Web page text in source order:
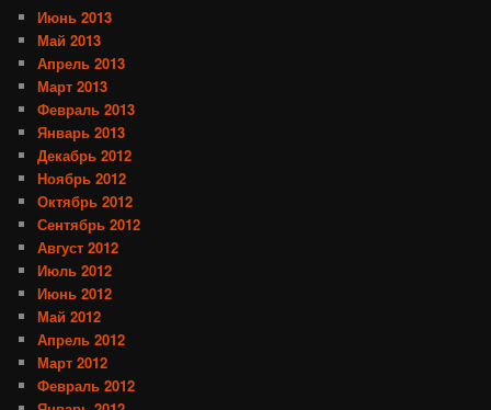
Июнь 2013
Май 2013
Апрель 2013
Март 2013
Февраль 2013
Январь 2013
Декабрь 2012
Ноябрь 2012
Октябрь 2012
Сентябрь 2012
Август 2012
Июль 2012
Июнь 2012
Май 2012
Апрель 2012
Март 2012
Февраль 2012